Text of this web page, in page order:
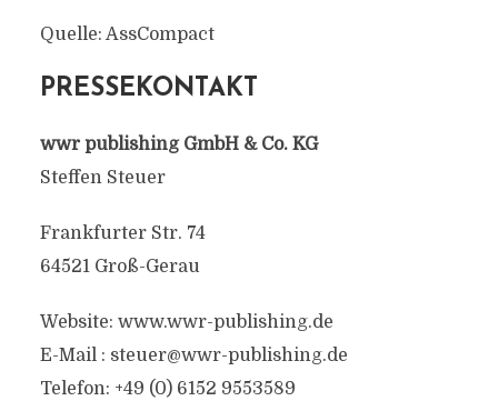
Quelle: AssCompact
PRESSEKONTAKT
wwr publishing GmbH & Co. KG
Steffen Steuer
Frankfurter Str. 74
64521 Groß-Gerau
Website: www.wwr-publishing.de
E-Mail : steuer@wwr-publishing.de
Telefon: +49 (0) 6152 9553589